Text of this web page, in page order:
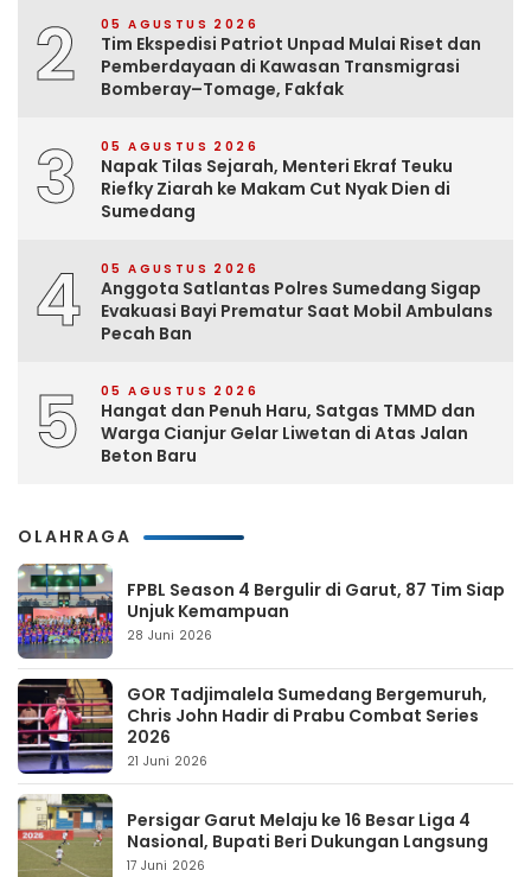
2 05 AGUSTUS 2026
Tim Ekspedisi Patriot Unpad Mulai Riset dan
Pemberdayaan di Kawasan Transmigrasi
Bomberay–Tomage, Fakfak
3 05 AGUSTUS 2026
Napak Tilas Sejarah, Menteri Ekraf Teuku
Riefky Ziarah ke Makam Cut Nyak Dien di
Sumedang
4 05 AGUSTUS 2026
Anggota Satlantas Polres Sumedang Sigap
Evakuasi Bayi Prematur Saat Mobil Ambulans
Pecah Ban
5 05 AGUSTUS 2026
Hangat dan Penuh Haru, Satgas TMMD dan
Warga Cianjur Gelar Liwetan di Atas Jalan
Beton Baru
OLAHRAGA
FPBL Season 4 Bergulir di Garut, 87 Tim Siap
Unjuk Kemampuan
28 Juni 2026
GOR Tadjimalela Sumedang Bergemuruh,
Chris John Hadir di Prabu Combat Series
2026
21 Juni 2026
Persigar Garut Melaju ke 16 Besar Liga 4
Nasional, Bupati Beri Dukungan Langsung
17 Juni 2026